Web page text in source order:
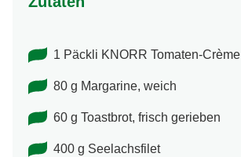
1 Päckli KNORR Tomaten-Crème
80 g Margarine, weich
60 g Toastbrot, frisch gerieben
400 g Seelachsfilet